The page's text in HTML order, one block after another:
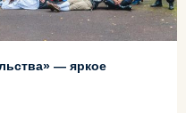
— яркое